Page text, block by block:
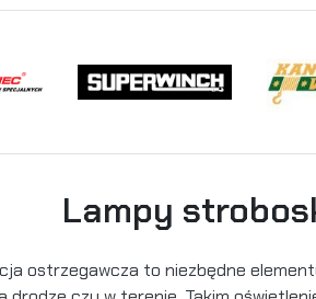
Lampy
ostrzegawcza to niezbędne